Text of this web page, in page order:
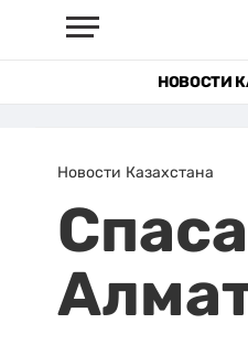
НОВОСТИ
Новости Казахстана